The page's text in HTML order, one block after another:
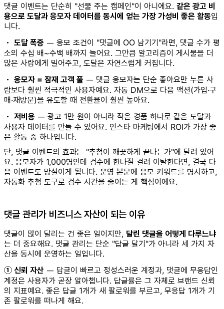
댓글 이벤트는 단순히 "선물 주는 캠페인"이 아니에요. 같은 광고 비
용으로 도달과 응모자 데이터를 동시에 얻는 가장 가성비 좋은 활동입
니다.
• 도달 폭증 — 응모 조건이 "댓글에 OO 남기기"라면, 댓글 수가 평
소의 수십 배~수백 배까지 늘어요. 그만큼 알고리즘이 게시물을 더
많은 사람에게 밀어주고, 도달은 자연스럽게 커집니다.
• 응모자 = 잠재 고객 풀 — 댓글 응모자는 단순 좋아요만 누른 사
람보다 훨씬 적극적인 사용자예요. 자동 DM으로 다음 액션(가입·구
매·재방문)을 유도할 때 전환율이 훨씬 높아요.
• 저비용 — 광고 1만 원이 아니라 작은 경품 하나로 같은 도달과
사용자 데이터를 만들 수 있어요. 인스타 마케팅에서 ROI가 가장 좋
은 활동 중 하나입니다.
단, 댓글 이벤트의 효과는 "추첨이 깨끗하게 끝나는가"에 달려 있어
요. 응모자가 1,000명인데 검수에 한나절 걸려 이탈한다면, 결국 다
음 이벤트도 망설이게 됩니다. 운영 본문에 응모 키워드를 명시하고,
자동화 추첨 도구로 검수 시간을 줄이는 게 핵심이에요.
댓글 관리가 비즈니스 자산이 되는 이유
댓글이 많이 달리는 건 좋은 일이지만, 달린 댓글을 어떻게 다루느냐
는 더 중요해요. 댓글 관리는 단순 "답글 달기"가 아니라 세 가지 자
산을 동시에 운영하는 일입니다.
① 신뢰 자산 — 답글이 빠르고 정성스러운 계정과, 댓글에 무응답인
계정은 사용자가 곧장 알아챕니다. 답글률은 그 자체로 브랜드 신뢰
의 지표예요. 좋은 답글 1개가 새 팔로워를 부르고, 무응답 1개가 기
존 팔로워를 떠나게 해요.